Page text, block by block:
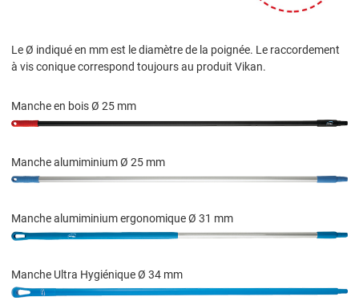
Le Ø indiqué en mm est le diamètre de la poignée. Le raccordement
à vis conique correspond toujours au produit Vikan.
Manche en bois Ø 25 mm
Manche alumiminium Ø 25 mm
Manche alumiminium ergonomique Ø 31 mm
Manche Ultra Hygiénique Ø 34 mm